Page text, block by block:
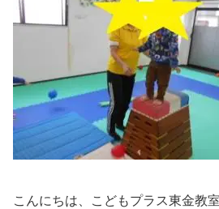
こんにちは、こどもプラス東金教室